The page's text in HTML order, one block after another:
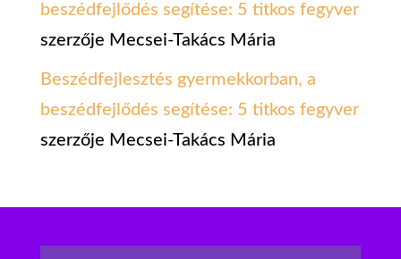
beszédfejlődés segítése: 5 titkos fegyver
szerzője Mecsei-Takács Mária
Beszédfejlesztés gyermekkorban, a
beszédfejlődés segítése: 5 titkos fegyver
szerzője Mecsei-Takács Mária